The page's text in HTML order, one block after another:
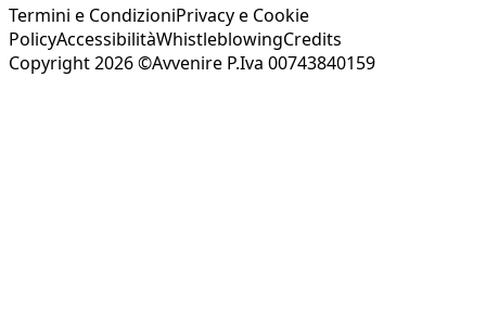
Termini e CondizioniPrivacy e Cookie
PolicyAccessibilitàWhistleblowingCredits
Copyright 2026 ©Avvenire P.Iva 00743840159